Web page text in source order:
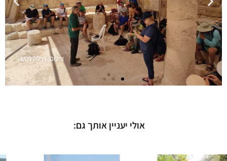
צילום: הילה נקש
אולי יעניין אותך גם: